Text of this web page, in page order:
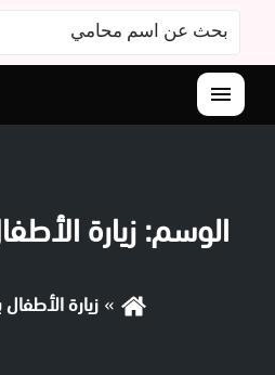
البحث
عن:
القائمة
الوسم:زيارة
زيارة